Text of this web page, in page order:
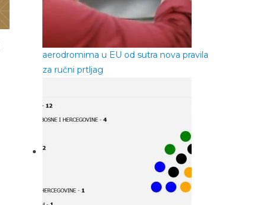
aerodromima u EU od sutra nova pravila
za ručni prtljag